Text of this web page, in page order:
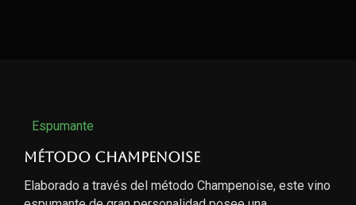
Espumante
Método Champenoise
Elaborado a través del método Champenoise, este vino